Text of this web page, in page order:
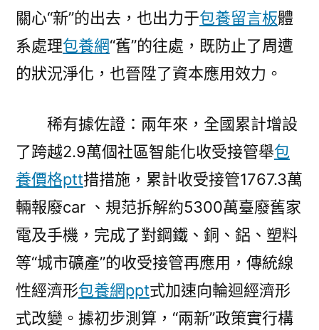
關心“新”的出去，也出力于包養留言板體
系處理包養網“舊”的往處，既防止了周遭
的狀況淨化，也晉陞了資本應用效力。
稀有據佐證：兩年來，全國累計增設
了跨越2.9萬個社區智能化收受接管舉包
養價格ptt措措施，累計收受接管1767.3萬
輛報廢car 、規范拆解約5300萬臺廢舊家
電及手機，完成了對鋼鐵、銅、鋁、塑料
等“城市礦產”的收受接管再應用，傳統線
性經濟形包養網ppt式加速向輪迴經濟形
式改變。據初步測算，“兩新”政策實行構